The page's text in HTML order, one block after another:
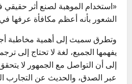
«استخدام الموهبة لصنع أثر حقيقي
الشعور بأنه أعظم مكافأة عرفها
وتطرق سميث إلى أهمية مخاطبة
يفهمها الجميع، لغة لا تحتاج إلى
إلى أن التواصل مع الجمهور لا
عبر الصدق، والحديث عن التجارب